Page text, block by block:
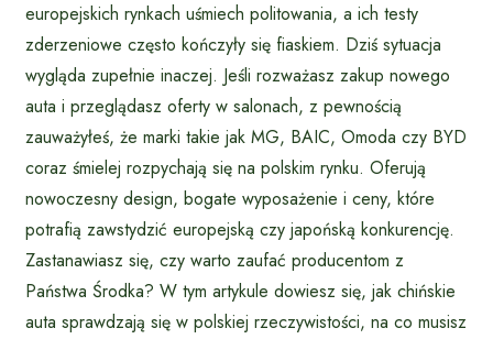
europejskich rynkach uśmiech politowania, a ich testy
zderzeniowe często kończyły się fiaskiem. Dziś sytuacja
wygląda zupełnie inaczej. Jeśli rozważasz zakup nowego
auta i przeglądasz oferty w salonach, z pewnością
zauważyłeś, że marki takie jak MG, BAIC, Omoda czy BYD
coraz śmielej rozpychają się na polskim rynku. Oferują
nowoczesny design, bogate wyposażenie i ceny, które
potrafią zawstydzić europejską czy japońską konkurencję.
Zastanawiasz się, czy warto zaufać producentom z
Państwa Środka? W tym artykule dowiesz się, jak chińskie
auta sprawdzają się w polskiej rzeczywistości, na co musisz